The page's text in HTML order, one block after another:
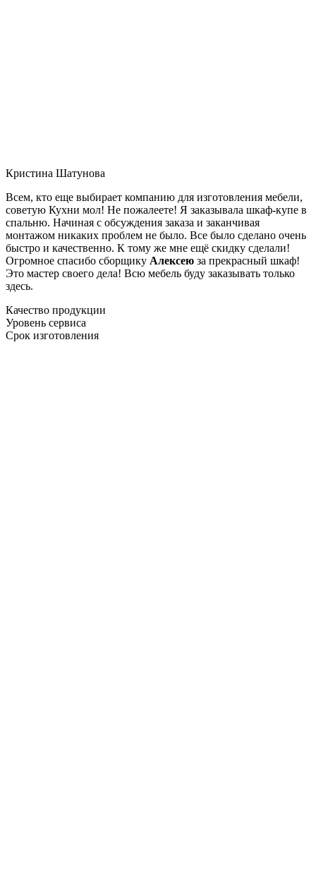
Кристина Шатунова
Всем, кто еще выбирает компанию для изготовления мебели,
советую Кухни мол! Не пожалеете! Я заказывала шкаф-купе в
спальню. Начиная с обсуждения заказа и заканчивая
монтажом никаких проблем не было. Все было сделано очень
быстро и качественно. К тому же мне ещё скидку сделали!
Огромное спасибо сборщику Алексею за прекрасный шкаф!
Это мастер своего дела! Всю мебель буду заказывать только
здесь.
Качество продукции
Уровень сервиса
Срок изготовления